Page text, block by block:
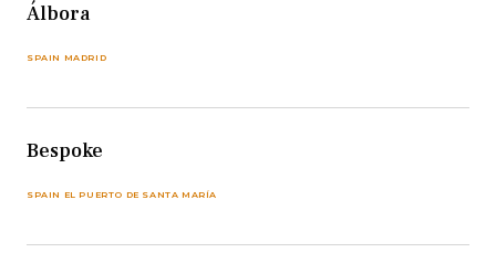
Álbora
SPAIN MADRID
Bespoke
SPAIN EL PUERTO DE SANTA MARÍA